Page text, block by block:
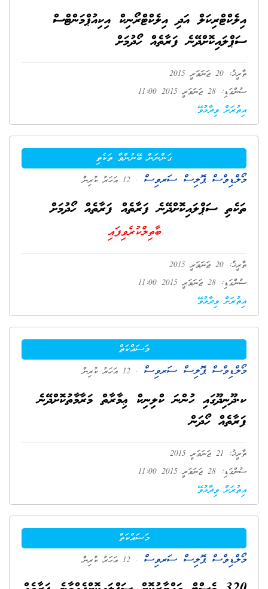
އިލެކްޓްރިކަލް އަދި އިލެކްޓްރޯނިކް އިކިއުޕްމަންޓްސް
ސަޕްލައިކޮށްދޭނެ ފަރާތެއް ހޯދުމަށް
ތާރީޚު: 20 ޖަނަވަރީ 2015
ސުންގަޑި: 28 ޖަނަވަރީ 2015 11:00
އިތުރަށް ވިދާޅުވޭ
ގަންނަން ބޭނުންވާ ތަކެތި
މޯލްޑިވްސް ޕޮލިސް ސަރވިސް . 12 އަހަރު ކުރިން
ތަކެތި ސަޕްލައިކޮށްދޭނެ ފަރާތެއް ފަރާތެއް ހޯދުމަށް
ބާތިލްކުރެވިފައި
ތާރީޚު: 20 ޖަނަވަރީ 2015
ސުންގަޑި: 28 ޖަނަވަރީ 2015 11:00
އިތުރަށް ވިދާޅުވޭ
މަސައްކަތް
މޯލްޑިވްސް ޕޮލިސް ސަރވިސް . 12 އަހަރު ކުރިން
ކ.ދޫނިދޫގައި ހުންނަ ކްލިނިކް ޢިމާރާތް މަރާމާތުކޮށްދޭނެ
ފަރާތެއް ހޯދަން
ތާރީޚު: 21 ޖަނަވަރީ 2015
ސުންގަޑި: 28 ޖަނަވަރީ 2015 11:00
އިތުރަށް ވިދާޅުވޭ
މަސައްކަތް
މޯލްޑިވްސް ޕޮލިސް ސަރވިސް . 12 އަހަރު ކުރިން